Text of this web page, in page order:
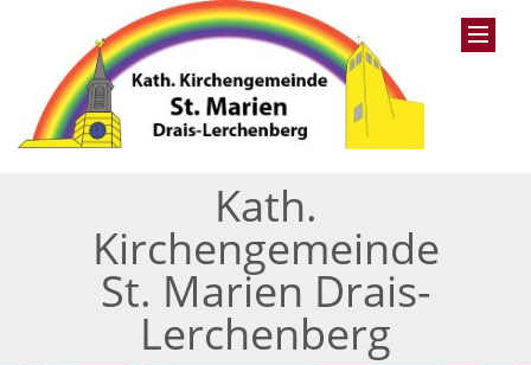
Kath.
Kirchengemeinde
St. Marien Drais-
Lerchenberg